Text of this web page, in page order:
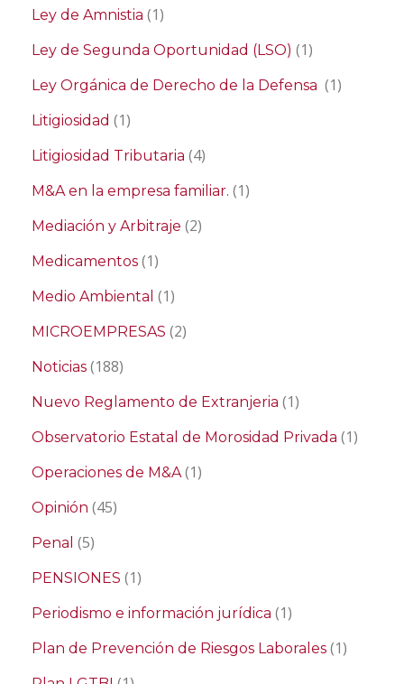
Ley de Amnistia (1)
Ley de Segunda Oportunidad (LSO) (1)
Ley Orgánica de Derecho de la Defensa (1)
Litigiosidad (1)
Litigiosidad Tributaria (4)
M&A en la empresa familiar. (1)
Mediación y Arbitraje (2)
Medicamentos (1)
Medio Ambiental (1)
MICROEMPRESAS (2)
Noticias (188)
Nuevo Reglamento de Extranjeria (1)
Observatorio Estatal de Morosidad Privada (1)
Operaciones de M&A(1)
Opinión (45)
Penal (5)
PENSIONES (1)
Periodismo e información jurídica (1)
Plan de Prevención de Riesgos Laborales (1)